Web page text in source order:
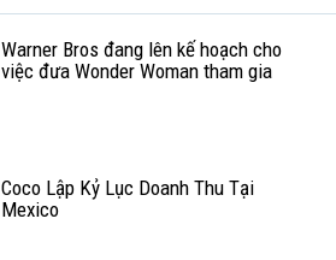
Warner Bros đang lên kế hoạch cho
việc đưa Wonder Woman tham gia
Coco Lập Kỷ Lục Doanh Thu Tại
Mexico